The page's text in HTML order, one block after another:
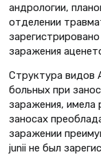
андрологии,
отделении
заражения
Структура видов
больных при
заражения, имела
заносах
заражении
junii не был